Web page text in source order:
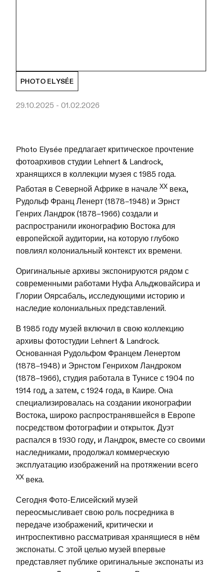
PHOTO ELYSÉE
29.10.2025 - 01.02.2026
Photo Elysée предлагает критическое прочтение
фотоархивов студии Lehnert & Landrock,
хранящихся в коллекции музея с 1985 года.
Работая в Северной Африке в начале XX века,
Рудольф Франц Ленерт (1878–1948) и Эрнст
Генрих Ландрок (1878–1966) создали и
распространили иконографию Востока для
европейской аудитории, на которую глубоко
повлиял колониальный контекст их времени.
Оригинальные архивы экспонируются рядом с
современными работами Нуфа Альджовайсира и
Глории Оярсабаль, исследующими историю и
наследие колониальных представлений.
В 1985 году музей включил в свою коллекцию
архивы фотостудии Lehnert & Landrock.
Основанная Рудольфом Францем Ленертом
(1878–1948) и Эрнстом Генрихом Ландроком
(1878–1966), студия работала в Тунисе с 1904 по
1914 год, а затем, с 1924 года, в Каире. Она
специализировалась на создании иконографии
Востока, широко распространявшейся в Европе
посредством фотографии и открыток. Дуэт
распался в 1930 году, и Ландрок, вместе со своими
наследниками, продолжал коммерческую
эксплуатацию изображений на протяжении всего
XX века.
Сегодня Фото-Елисейский музей
переосмысливает свою роль посредника в
передаче изображений, критически и
интроспективно рассматривая хранящиеся в нём
экспонаты. С этой целью музей впервые
представляет публике оригинальные экспонаты из